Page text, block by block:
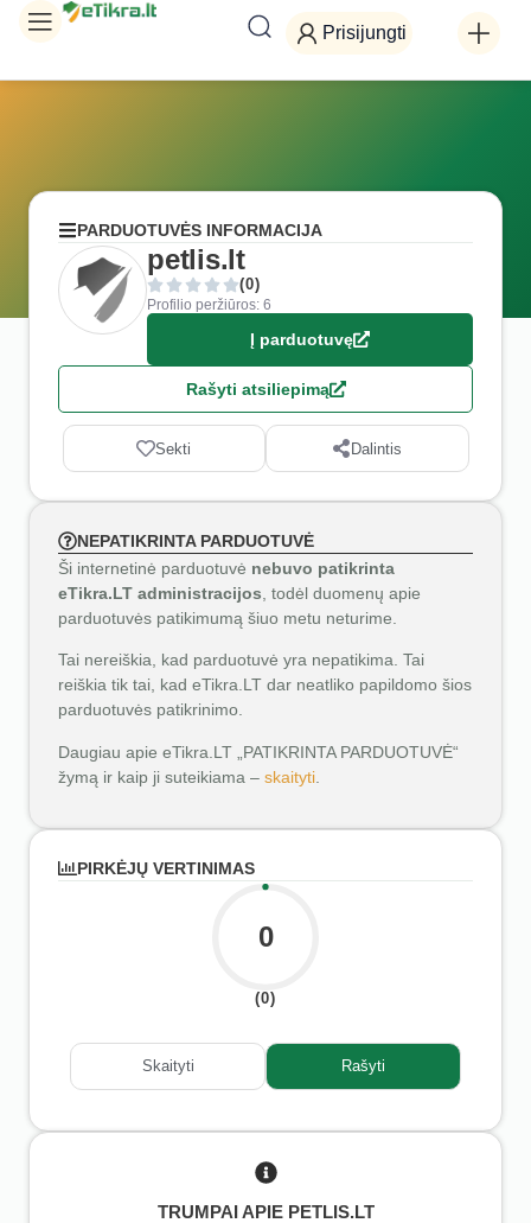
Prisijungti
PARDUOTUVĖS INFORMACIJA
petlis.lt
(0)
Profilio peržiūros: 6
Į parduotuvę
Rašyti atsiliepimą
Sekti Dalintis
NEPATIKRINTA PARDUOTUVĖ
Ši internetinė parduotuvė nebuvo patikrinta
eTikra.LT administracijos , todėl duomenų apie
parduotuvės patikimumą šiuo metu neturime.
Tai nereiškia, kad parduotuvė yra nepatikima. Tai
reiškia tik tai, kad eTikra.LT dar neatliko papildomo šios
parduotuvės patikrinimo.
Daugiau apie eTikra.LT „PATIKRINTA PARDUOTUVĖ“
žymą ir kaip ji suteikiama – skaityti
PIRKĖJŲ VERTINIMAS
0
(0)
Skaityti Rašyti
TRUMPAI APIE PETLIS.LT